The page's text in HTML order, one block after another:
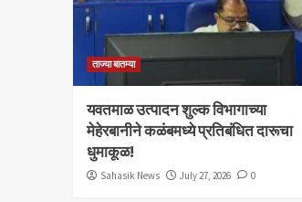
ताज्या बातम्या
यवतमाळ उत्पादन शुल्क विभागाच्या
मेहेरबानीने कळंबमध्ये प्रतिबंधित दारूचा
धुमाकूळ!
Sahasik News July 27, 2026 0